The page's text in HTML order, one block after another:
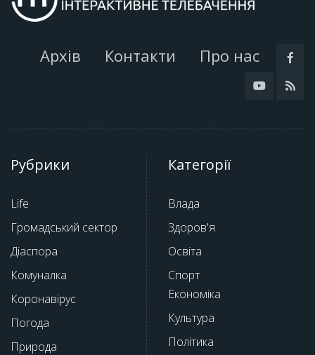
Архів Контакти Про нас
Рубрики
Life
Громадський сектор
Діаспора
Комуналка
Коронавірус
Погода
Природа
Категорії
Влада
Здоров'я
Освіта
Спорт
Економіка
Культура
Політика